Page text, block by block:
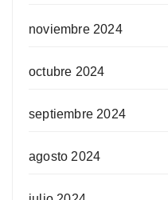
noviembre 2024
octubre 2024
septiembre 2024
agosto 2024